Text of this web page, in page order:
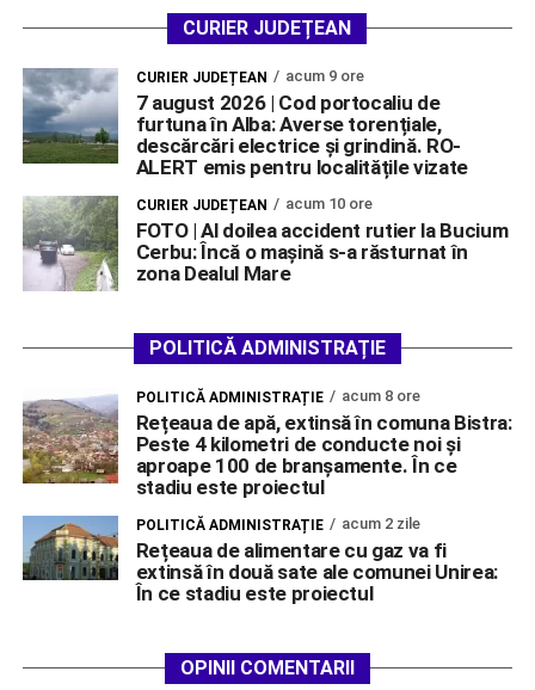
CURIER JUDEȚEAN
CURIER JUDEȚEAN acum 9 ore
7 august 2026 | Cod portocaliu de
furtuna în Alba: Averse torențiale,
descărcări electrice și grindină. RO-
ALERT emis pentru localitățile vizate
CURIER JUDEȚEAN acum 10 ore
FOTO | Al doilea accident rutier la Bucium
Cerbu: Încă o mașină s-a răsturnat în
zona Dealul Mare
POLITICĂ ADMINISTRAȚIE
POLITICĂ ADMINISTRAȚIE acum 8 ore
Rețeaua de apă, extinsă în comuna Bistra:
Peste 4 kilometri de conducte noi și
aproape 100 de branșamente. În ce
stadiu este proiectul
POLITICĂ ADMINISTRAȚIE acum 2 zile
Rețeaua de alimentare cu gaz va fi
extinsă în două sate ale comunei Unirea:
În ce stadiu este proiectul
OPINII COMENTARII